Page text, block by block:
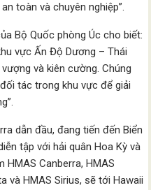
toàn và chuyên nghiệp”.
Bộ Quốc phòng Úc cho biết:
vực Ấn Độ Dương – Thái
và kiên cường. Chúng
tác trong khu vực để giải
dẫn đầu, đang tiến đến Biển
tập với hải quân Hoa Kỳ và
HMAS Canberra, HMAS
và HMAS Sirius, sẽ tới Hawaii